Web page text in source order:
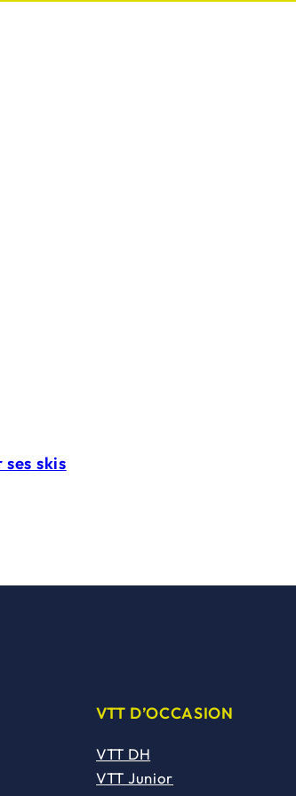
skis
VTT D’OCCASION
VTT DH
VTT Junior